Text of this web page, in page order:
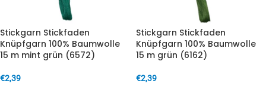
Stickgarn Stickfaden
Knüpfgarn 100% Baumwolle
15 m mint grün (6572)
€2,39
Stickgarn Stickfaden
Knüpfgarn 100% Baumwolle
15 m grün (6162)
€2,39